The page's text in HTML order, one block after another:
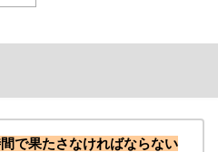
で果たさなければならない